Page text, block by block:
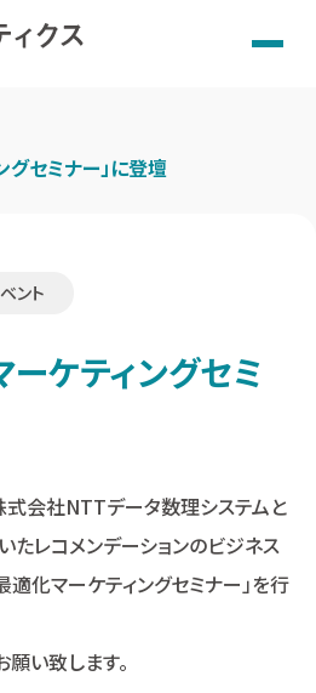
グセミナー」に登壇
ント
ーケティングセミ
式会社NTTデータ数理システムと
たレコメンデーションのビジネス
化マーケティングセミナー」を行
い致します。